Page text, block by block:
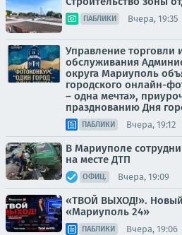
ПАБЛИКИ Вчера, 19:35
Управление торговли
обслуживания
округа Мариуполь
городского онлайн-
– одна мечта»,
празднованию Дня
ПАБЛИКИ Вчера, 19:12
В Мариуполе
на месте ДТП
ОФИЦ. Вчера, 19:09
«ТВОЙ ВЫХОД!». Новый
«Мариуполь 24»
ПАБЛИКИ Вчера, 19:06